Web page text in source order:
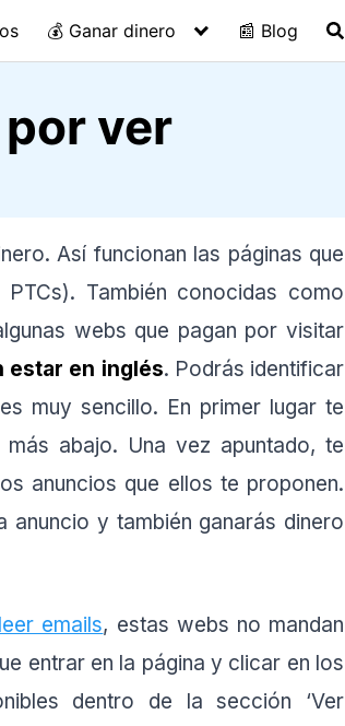
💰 Ganar dinero 📰 Blog
ver
Así funcionan las páginas que
También conocidas como
webs que pagan por visitar
estar en inglés. Podrás identificar
muy sencillo. En primer lugar te
abajo. Una vez apuntado, te
anuncios que ellos te proponen.
anuncio y también ganarás dinero
emails, estas webs no mandan
entrar en la página y clicar en los
dentro de la sección ‘Ver